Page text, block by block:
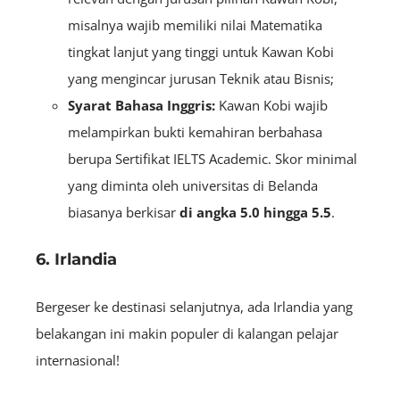
misalnya wajib memiliki nilai Matematika
tingkat lanjut yang tinggi untuk Kawan Kobi
yang mengincar jurusan Teknik atau Bisnis;
Syarat Bahasa Inggris: Kawan Kobi wajib
melampirkan bukti kemahiran berbahasa
berupa Sertifikat IELTS Academic. Skor minimal
yang diminta oleh universitas di Belanda
biasanya berkisar di angka 5.0 hingga 5.5.
6. Irlandia
Bergeser ke destinasi selanjutnya, ada Irlandia yang
belakangan ini makin populer di kalangan pelajar
internasional!